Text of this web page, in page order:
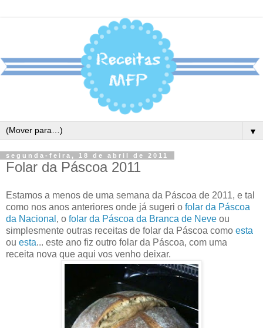
▼
segunda-feira, 18 de abril de 2011
Folar da Páscoa 2011
Estamos a menos de uma semana da Páscoa de 2011, e tal
como nos anos anteriores onde já sugeri o folar da Páscoa
da Nacional , o folar da Páscoa da Branca de Neve ou
simplesmente outras receitas de folar da Páscoa como esta
ou esta... este ano fiz outro folar da Páscoa, com uma
receita nova que aqui vos venho deixar.